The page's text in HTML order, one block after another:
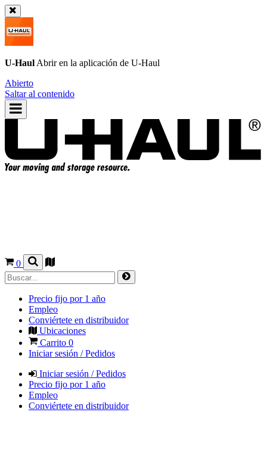
U-Haul Abrir en la aplicación de U-Haul
Abierto
Saltar al contenido
0
Precio fijo por 1 año
Empleo
Conviértete en distribuidor
Ubicaciones
Carrito 0
Iniciar sesión / Pedidos
Iniciar sesión / Pedidos
Precio fijo por 1 año
Empleo
Conviértete en distribuidor